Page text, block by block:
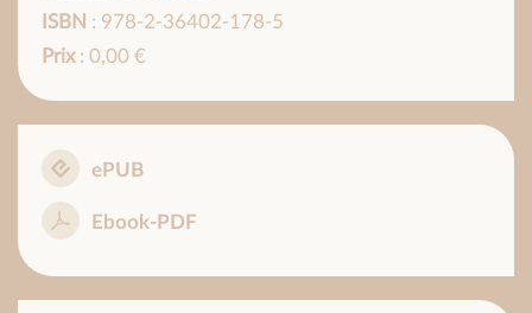
ISBN : 978-2-36402-178-5
Prix: 0,00 €
ePUB
Ebook-PDF